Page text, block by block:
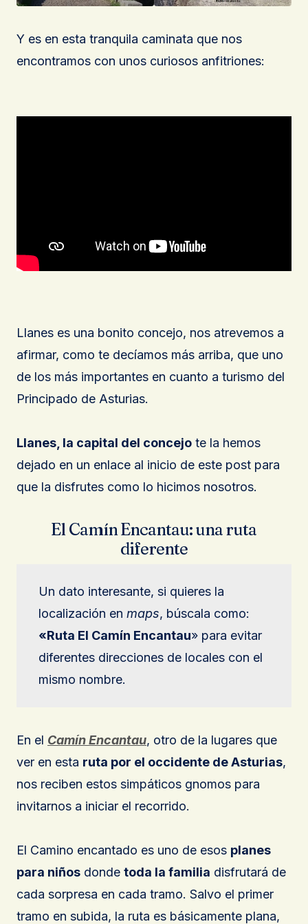
Y es en esta tranquila caminata que nos
encontramos con unos curiosos anfitriones:
Llanes es una bonito concejo, nos atrevemos a
afirmar, como te decíamos más arriba, que uno
de los más importantes en cuanto a turismo del
Principado de Asturias.
Llanes, la capital del concejo te la hemos
dejado en un enlace al inicio de este post para
que la disfrutes como lo hicimos nosotros.
El Camín Encantau: una ruta
diferente
Un dato interesante, si quieres la
localización en maps, búscala como:
«Ruta El Camín Encantau» para evitar
diferentes direcciones de locales con el
mismo nombre.
En el Camín Encantau, otro de la lugares que
ver en esta ruta por el occidente de Asturias,
nos reciben estos simpáticos gnomos para
invitarnos a iniciar el recorrido.
El Camino encantado es uno de esos planes
para niños donde toda la familia disfrutará de
cada sorpresa en cada tramo. Salvo el primer
tramo en subida, la ruta es básicamente plana,